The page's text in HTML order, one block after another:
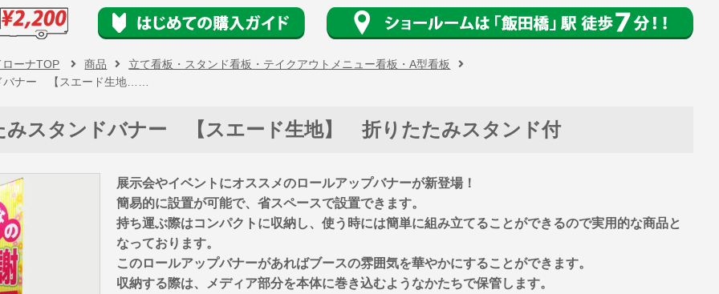
ーナTOP 商品
立て看板・スタンド看板・テイクアウトメニュー看板・A型看板
バナー 【スエード生地……
みスタンドバナー 【スエード生地】 折りたたみスタンド付
展示会やイベントにオススメのロールアップバナーが新登場！
簡易的に設置が可能で、省スペースで設置できます。
持ち運ぶ際はコンパクトに収納し、使う時には簡単に組み立てることができるので実用的な商品と
なっております。
このロールアップバナーがあればブースの雰囲気を華やかにすることができます。
収納する際は、メディア部分を本体に巻き込むようなかたちで保管します。